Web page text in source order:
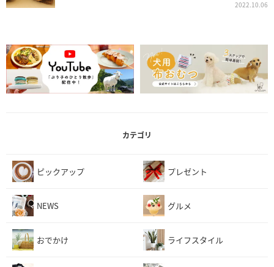
2022.10.06
カテゴリ
ピックアップ プレゼント
NEWS グルメ
おでかけ ライフスタイル